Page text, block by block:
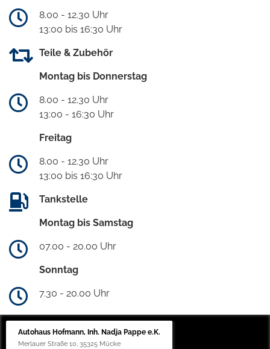
8.00 - 12.30 Uhr
13:00 bis 16:30 Uhr
Teile & Zubehör
Montag bis Donnerstag
8.00 - 12.30 Uhr
13:00 - 16:30 Uhr
Freitag
8.00 - 12.30 Uhr
13:00 bis 16:30 Uhr
Tankstelle
Montag bis Samstag
07.00 - 20.00 Uhr
Sonntag
7.30 - 20.00 Uhr
Autohaus Hofmann, Inh. Nadja Pappe e.K.
Merlauer Straße 10, 35325 Mücke